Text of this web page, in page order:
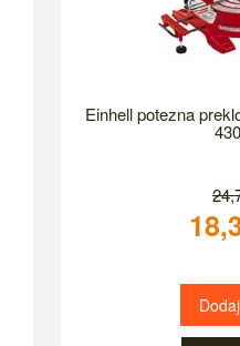
Einhell potezna